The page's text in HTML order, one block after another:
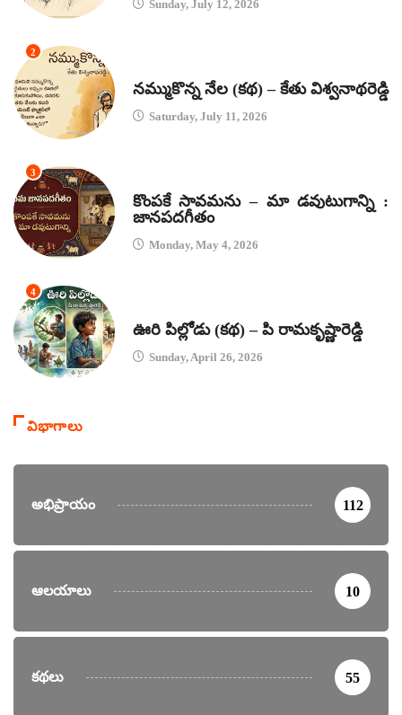
Sunday, July 12, 2026
2
నమ్ముకొన్న నేల (కథ) – కేతు విశ్వనాథరెడ్డి
Saturday, July 11, 2026
3
కొంపకే సావమను – మా డవుటుగాన్ని :
జానపదగీతం
Monday, May 4, 2026
4
ఊరి పిల్లోడు (కథ) – పి రామకృష్ణారెడ్డి
Sunday, April 26, 2026
విభాగాలు
అభిప్రాయం 112
ఆలయాలు 10
కథలు 55